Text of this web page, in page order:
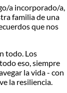
a incorporado/a,
familia de una
que nos
todo. Los
eso, siempre
la vida - con
la resiliencia.